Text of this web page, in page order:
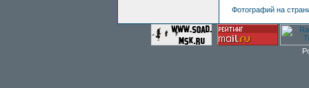
Фотографий на